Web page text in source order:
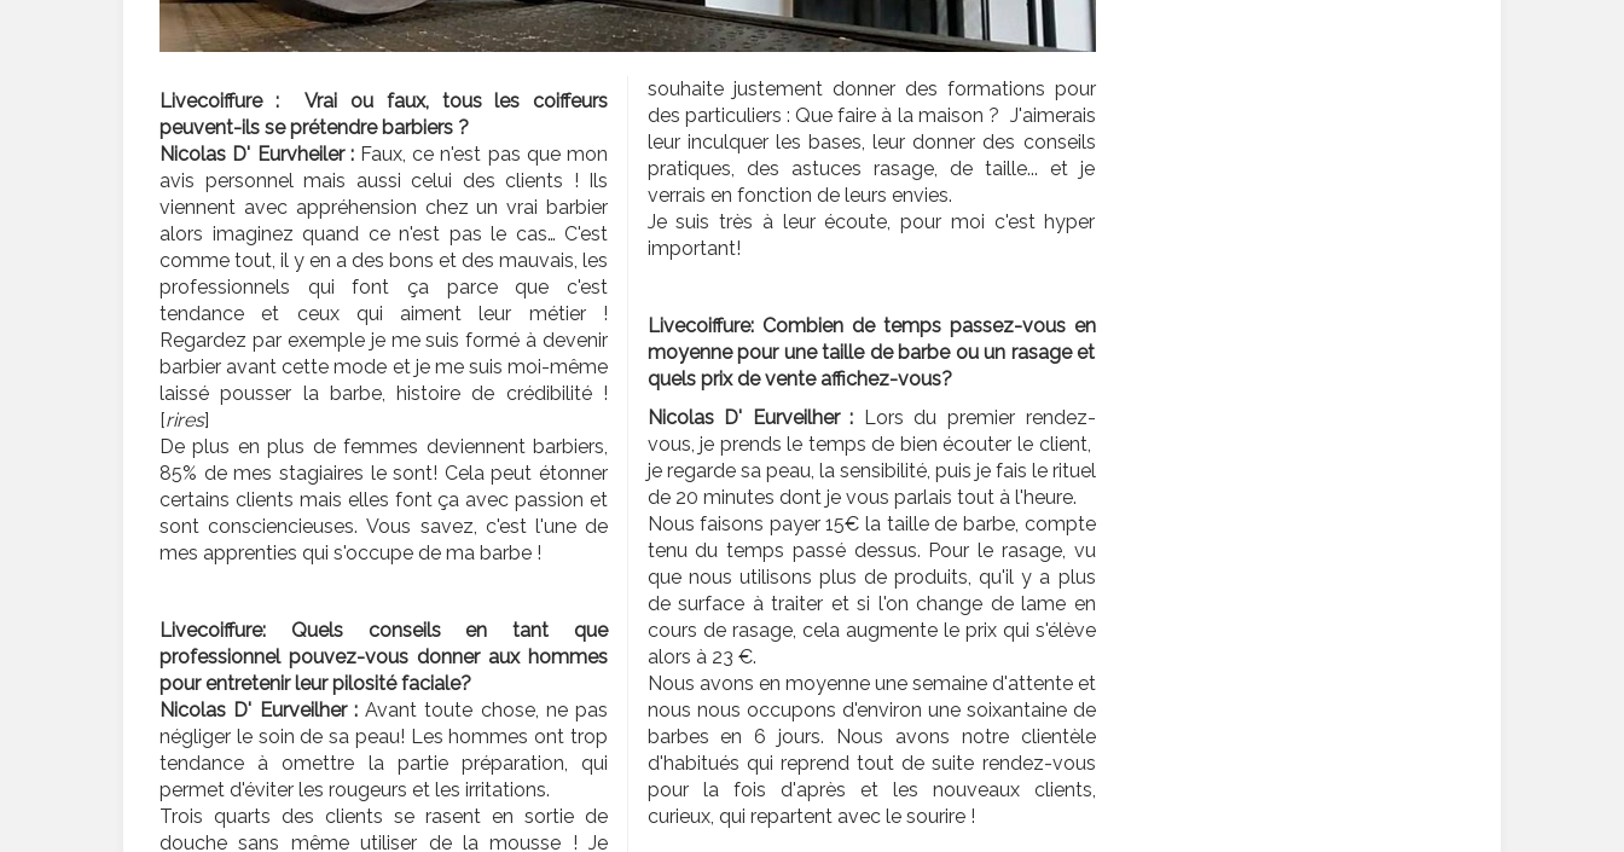
Livecoiffure : Vrai ou faux, tous les coiffeurs
peuvent-ils se prétendre barbiers ?
Nicolas D' Eurvheiler : Faux, ce n'est pas que mon
avis personnel mais aussi celui des clients ! Ils
viennent avec appréhension chez un vrai barbier
alors imaginez quand ce n'est pas le cas… C'est
comme tout, il y en a des bons et des mauvais, les
professionnels qui font ça parce que c'est
tendance et ceux qui aiment leur métier !
Regardez par exemple je me suis formé à devenir
barbier avant cette mode et je me suis moi-même
laissé pousser la barbe, histoire de crédibilité !
[rires]
De plus en plus de femmes deviennent barbiers,
85% de mes stagiaires le sont! Cela peut étonner
certains clients mais elles font ça avec passion et
sont consciencieuses. Vous savez, c'est l'une de
mes apprenties qui s'occupe de ma barbe !
Livecoiffure: Quels conseils en tant que
professionnel pouvez-vous donner aux hommes
pour entretenir leur pilosité faciale?
Nicolas D' Eurveilher : Avant toute chose, ne pas
négliger le soin de sa peau! Les hommes ont trop
tendance à omettre la partie préparation, qui
permet d'éviter les rougeurs et les irritations.
Trois quarts des clients se rasent en sortie de
douche sans même utiliser de la mousse ! Je
souhaite justement donner des formations pour
des particuliers : Que faire à la maison ? J'aimerais
leur inculquer les bases, leur donner des conseils
pratiques, des astuces rasage, de taille... et je
verrais en fonction de leurs envies.
Je suis très à leur écoute, pour moi c'est hyper
important!
Livecoiffure: Combien de temps passez-vous en
moyenne pour une taille de barbe ou un rasage et
quels prix de vente affichez-vous?
Nicolas D' Eurveilher :
Lors du premier rendez-
vous, je prends le temps de bien écouter le client,
je regarde sa peau, la sensibilité, puis je fais le rituel
de 20 minutes dont je vous parlais tout à l'heure.
Nous faisons payer 15€ la taille de barbe, compte
tenu du temps passé dessus. Pour le rasage, vu
que nous utilisons plus de produits, qu'il y a plus
de surface à traiter et si l'on change de lame en
cours de rasage, cela augmente le prix qui s'élève
alors à 23 €.
Nous avons en moyenne une semaine d'attente et
nous nous occupons d'environ une soixantaine de
barbes en 6 jours. Nous avons notre clientèle
d'habitués qui reprend tout de suite rendez-vous
pour la fois d'après et les nouveaux clients,
curieux, qui repartent avec le sourire !